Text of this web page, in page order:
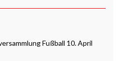
Fußball 10. April